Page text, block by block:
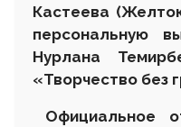
Кастеева
персональную
Нурлана
«Творчество без
Официальное